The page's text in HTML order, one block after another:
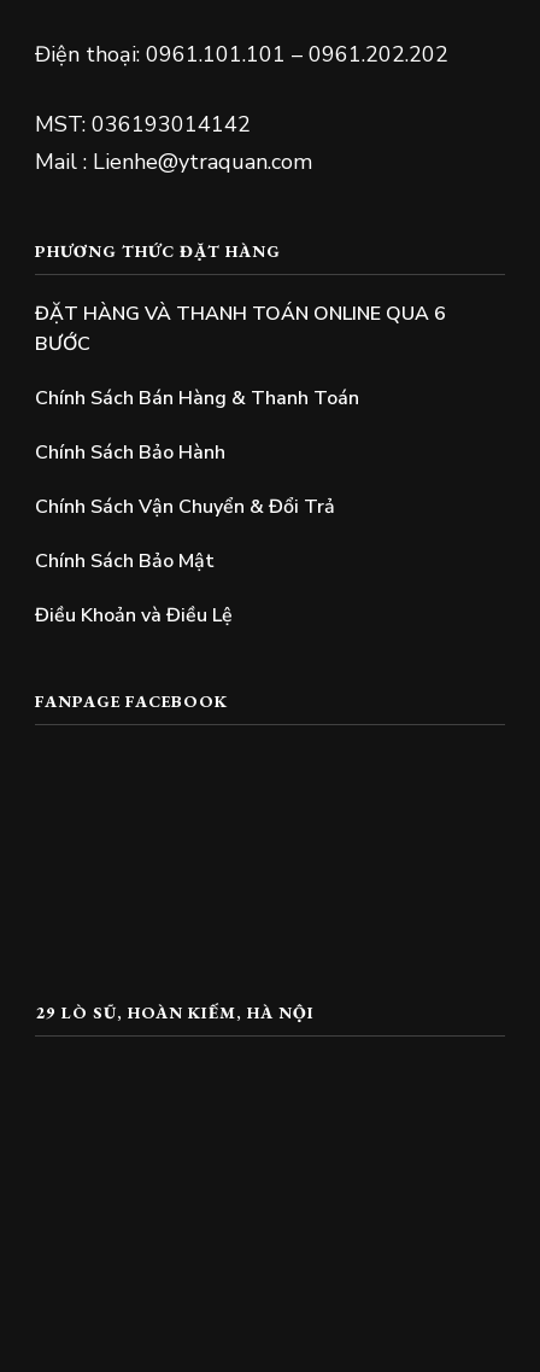
Điện thoại: 0961.101.101 – 0961.202.202
MST: 036193014142
Mail : Lienhe@ytraquan.com
PHƯƠNG THỨC ĐẶT HÀNG
ĐẶT HÀNG VÀ THANH TOÁN ONLINE QUA 6
BƯỚC
Chính Sách Bán Hàng & Thanh Toán
Chính Sách Bảo Hành
Chính Sách Vận Chuyển & Đổi Trả
Chính Sách Bảo Mật
Điều Khoản và Điều Lệ
FANPAGE FACEBOOK
29 LÒ SŨ, HOÀN KIẾM, HÀ NỘI